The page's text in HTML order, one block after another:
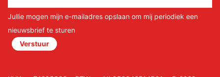
Jullie mogen mijn e-mailadres opslaan om mij periodiek een
nieuwsbrief te sturen
Verstuur